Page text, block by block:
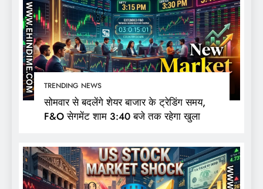
TRENDING NEWS
सोमवार से बदलेंगे शेयर बाजार के ट्रेडिंग समय,
F&O सेगमेंट शाम 3:40 बजे तक रहेगा खुला